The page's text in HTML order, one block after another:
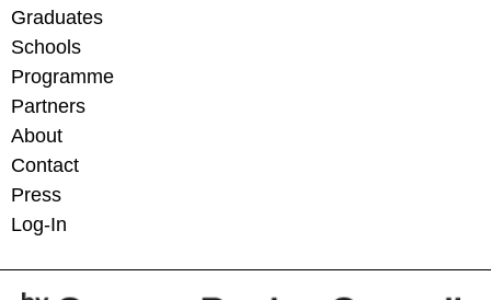
Graduates
Schools
Programme
Partners
About
Contact
Press
Log-In